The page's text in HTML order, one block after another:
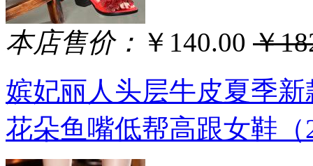
本店售价： ￥140.00 ￥
嫔妃丽人头层牛皮夏季
花朵鱼嘴低帮高跟女鞋（